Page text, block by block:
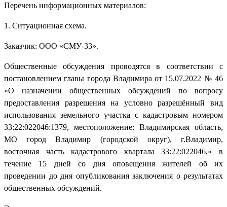
Перечень информационных материалов:
1. Ситуационная схема.
Заказчик: ООО «СМУ-33».
Общественные обсуждения проводятся в соответствии с
постановлением главы города Владимира от 15.07.2022 № 46
«О назначении общественных обсуждений по вопросу
предоставления разрешения на условно разрешённый вид
использования земельного участка с кадастровым номером
33:22:022046:1379, местоположение: Владимирская область,
МО город Владимир (городской округ), г.Владимир,
восточная часть кадастрового квартала 33:22:022046,» в
течение 15 дней со дня оповещения жителей об их
проведении до дня опубликования заключения о результатах
общественных обсуждений.